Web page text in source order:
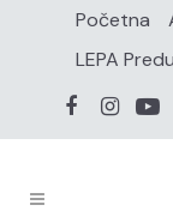
Početna
LEPA